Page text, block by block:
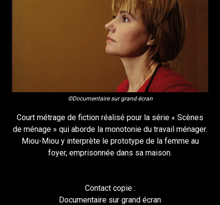
©Documentaire sur grand écran
Court métrage de fiction réalisé pour la série « Scènes
de ménage » qui aborde la monotonie du travail ménager.
Miou-Miou y interprète le prototype de la femme au
foyer, emprisonnée dans sa maison.
Contact copie :
Documentaire sur grand écran